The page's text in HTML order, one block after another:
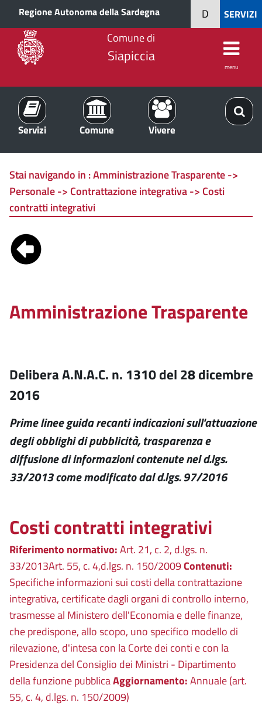
Regione Autonoma della Sardegna SERVIZI
D
Comune di
Siapiccia
menu
Servizi Comune Vivere
Stai navigando in :Amministrazione Trasparente ->
Personale -> Contrattazione integrativa -> Costi
contratti integrativi
Amministrazione Trasparente
Delibera A.N.A.C. n. 1310 del 28 dicembre
2016
Prime linee guida recanti indicazioni sull'attuazione
degli obblighi di pubblicità, trasparenza e
diffusione di informazioni contenute nel d.lgs.
33/2013 come modificato dal d.lgs. 97/2016
Costi contratti integrativi
Riferimento normativo:Art. 21, c. 2, d.lgs. n.
33/2013Art. 55, c. 4,d.lgs. n. 150/2009Contenuti:
Specifiche informazioni sui costi della contrattazione
integrativa, certificate dagli organi di controllo interno,
trasmesse al Ministero dell'Economia e delle finanze,
che predispone, allo scopo, uno specifico modello di
rilevazione, d'intesa con la Corte dei conti e con la
Presidenza del Consiglio dei Ministri - Dipartimento
della funzione pubblicaAggiornamento:Annuale (art.
55, c. 4, d.lgs. n. 150/2009)